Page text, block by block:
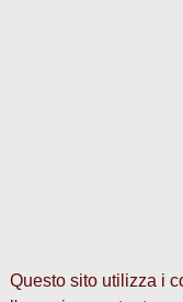
Questo sito utilizza i